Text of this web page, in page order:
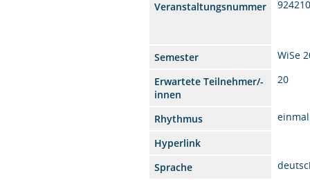
Veranstaltungsnummer
Semester
WiSe
Erwartete Teilnehmer/-
innen
20
Rhythmus
Hyperlink
Sprache